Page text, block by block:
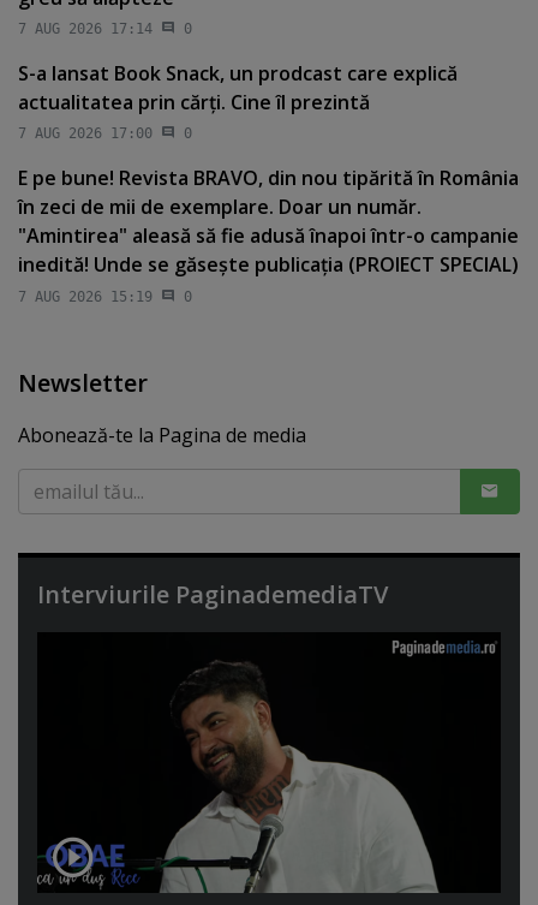
7 AUG 2026 17:14 0
S-a lansat Book Snack, un prodcast care explică
actualitatea prin cărţi. Cine îl prezintă
7 AUG 2026 17:00 0
E pe bune! Revista BRAVO, din nou tipărită în România
în zeci de mii de exemplare. Doar un număr.
"Amintirea" aleasă să fie adusă înapoi într-o campanie
inedită! Unde se găseşte publicaţia (PROIECT SPECIAL)
7 AUG 2026 15:19 0
Newsletter
Abonează-te la Pagina de media
Interviurile PaginademediaTV